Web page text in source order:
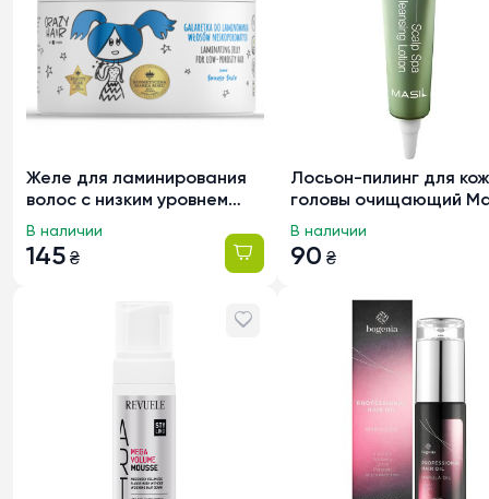
Желе для ламинирования
волос с низким уровнем
пористости HiSkin Crazy
Hair с ароматом Лесные
фрукты, 300мл
145 ₴
В наличии
Лосьон-пилинг для
головы очищающий
12 Scalp Spa Cleansing
Lotion, 15 мл
90 ₴
В наличии